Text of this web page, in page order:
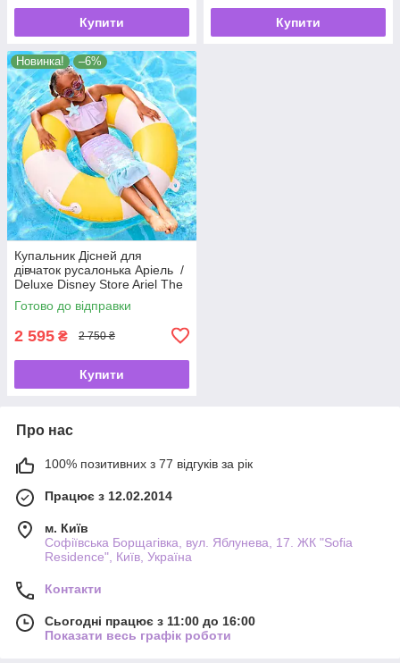
Купити Купити
Новинка! –6%
Купальник Дісней для
дівчаток русалонька Аріель /
Deluxe Disney Store Ariel The
Little Mermaid 🧜‍♀️✨
Готово до відправки
2 595 ₴ 2 750 ₴
Купити
Про нас
100% позитивних з 77 відгуків за рік
Працює з 12.02.2014
м. Київ
Софіївська Борщагівка, вул. Яблунева, 17. ЖК "Sofia
Residence", Київ, Україна
Контакти
Сьогодні працює з 11:00 до 16:00
Показати весь графік роботи